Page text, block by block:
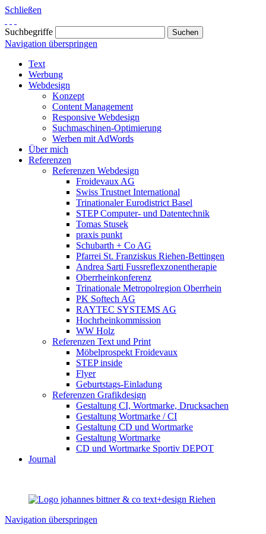
Schließen
Suchbegriffe
Navigation überspringen
Text
Werbung
Webdesign
Konzept
Content Management
Responsive Webdesign
Suchmaschinen-Optimierung
Werben mit AdWords
Über mich
Referenzen
Referenzen Webdesign
Froidevaux AG
Swiss Trustnet International
Trinationaler Eurodistrict Basel
STEP Computer- und Datentechnik
Tomas Stusek
praxis punkt
Schubarth + Co AG
Pfarrei St. Franziskus Riehen-Bettingen
Andrea Sarti Fussreflexzonentherapie
Oberrheinkonferenz
Trinationale Metropolregion Oberrhein
PK Softech AG
RAYTEC SYSTEMS AG
Hochrheinkommission
WW Holz
Referenzen Text und Print
Möbelprospekt Froidevaux
STEP inside
Flyer
Geburtstags-Einladung
Referenzen Grafikdesign
Gestaltung CI, Wortmarke, Drucksachen
Gestaltung Wortmarke / CI
Gestaltung CD und Wortmarke
Gestaltung Wortmarke
CD und Wortmarke Sportiv DEPOT
Journal
Navigation überspringen